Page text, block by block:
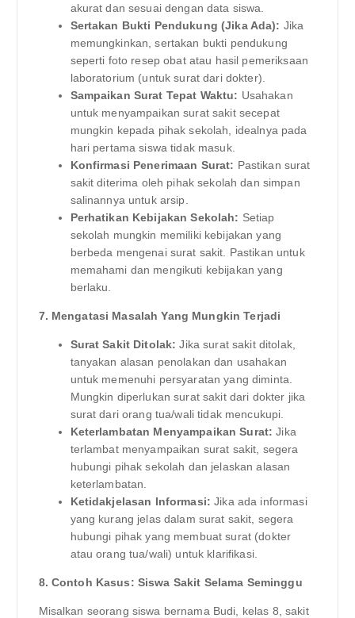
akurat dan sesuai dengan data siswa.
Sertakan Bukti Pendukung (Jika Ada): Jika
memungkinkan, sertakan bukti pendukung
seperti foto resep obat atau hasil pemeriksaan
laboratorium (untuk surat dari dokter).
Sampaikan Surat Tepat Waktu: Usahakan
untuk menyampaikan surat sakit secepat
mungkin kepada pihak sekolah, idealnya pada
hari pertama siswa tidak masuk.
Konfirmasi Penerimaan Surat: Pastikan surat
sakit diterima oleh pihak sekolah dan simpan
salinannya untuk arsip.
Perhatikan Kebijakan Sekolah: Setiap
sekolah mungkin memiliki kebijakan yang
berbeda mengenai surat sakit. Pastikan untuk
memahami dan mengikuti kebijakan yang
berlaku.
7. Mengatasi Masalah Yang Mungkin Terjadi
Surat Sakit Ditolak: Jika surat sakit ditolak,
tanyakan alasan penolakan dan usahakan
untuk memenuhi persyaratan yang diminta.
Mungkin diperlukan surat sakit dari dokter jika
surat dari orang tua/wali tidak mencukupi.
Keterlambatan Menyampaikan Surat: Jika
terlambat menyampaikan surat sakit, segera
hubungi pihak sekolah dan jelaskan alasan
keterlambatan.
Ketidakjelasan Informasi: Jika ada informasi
yang kurang jelas dalam surat sakit, segera
hubungi pihak yang membuat surat (dokter
atau orang tua/wali) untuk klarifikasi.
8. Contoh Kasus: Siswa Sakit Selama Seminggu
Misalkan seorang siswa bernama Budi, kelas 8, sakit